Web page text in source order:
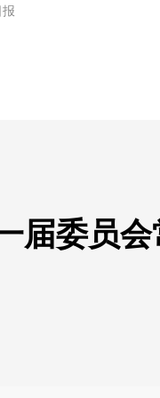
届委员